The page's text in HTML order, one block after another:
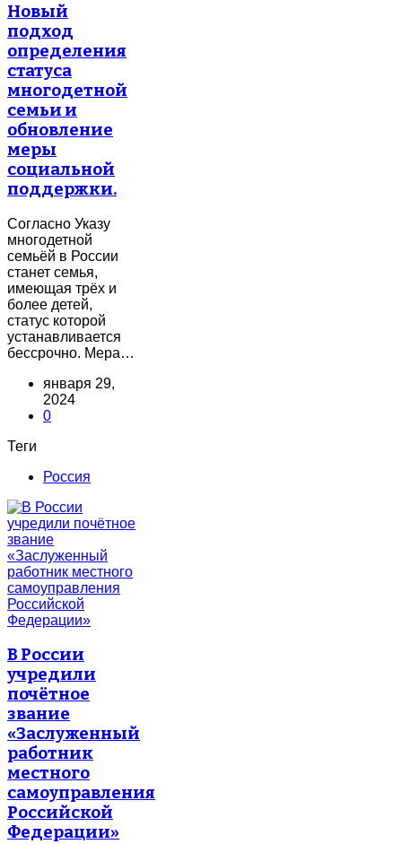
Новый
подход
определения
статуса
многодетной
семьи и
обновление
меры
социальной
поддержки.
Согласно Указу
многодетной
семьёй в России
станет семья,
имеющая трёх и
более детей,
статус которой
устанавливается
бессрочно. Мера…
января 29,
2024
0
Теги
Россия
В России
учредили
почётное
звание
«Заслуженный
работник
местного
самоуправления
Российской
Федерации»